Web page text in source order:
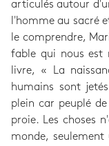
articulés autour
l'homme au sacré
le comprendre,
fable qui nous est
livre, « La
humains sont
plein car peuplé
proie. Les choses
monde,